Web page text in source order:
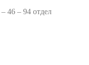
46 – 94 отдел